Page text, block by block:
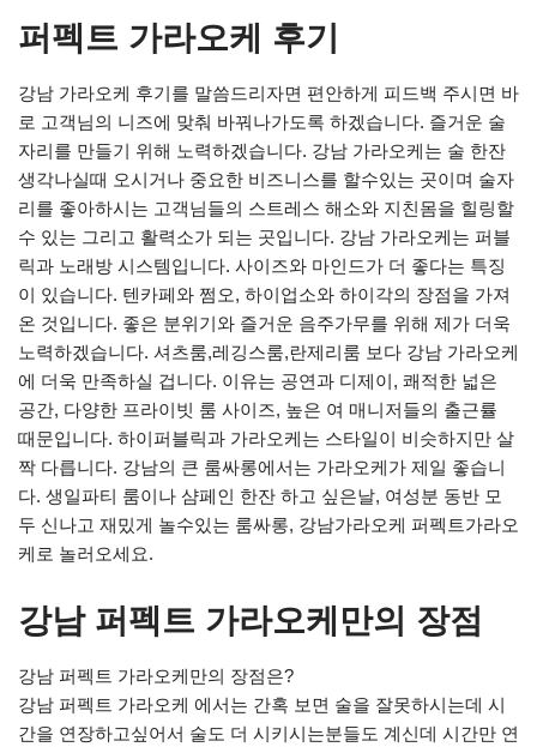
퍼펙트 가라오케 후기
강남 가라오케 후기를 말씀드리자면 편안하게 피드백 주시면 바
로 고객님의 니즈에 맞춰 바꿔나가도록 하겠습니다. 즐거운 술
자리를 만들기 위해 노력하겠습니다. 강남 가라오케는 술 한잔
생각나실때 오시거나 중요한 비즈니스를 할수있는 곳이며 술자
리를 좋아하시는 고객님들의 스트레스 해소와 지친몸을 힐링할
수 있는 그리고 활력소가 되는 곳입니다. 강남 가라오케는 퍼블
릭과 노래방 시스템입니다. 사이즈와 마인드가 더 좋다는 특징
이 있습니다. 텐카페와 쩜오, 하이업소와 하이각의 장점을 가져
온 것입니다. 좋은 분위기와 즐거운 음주가무를 위해 제가 더욱
노력하겠습니다. 셔츠룸,레깅스룸,란제리룸 보다 강남 가라오케
에 더욱 만족하실 겁니다. 이유는 공연과 디제이, 쾌적한 넓은
공간, 다양한 프라이빗 룸 사이즈, 높은 여 매니저들의 출근률
때문입니다. 하이퍼블릭과 가라오케는 스타일이 비슷하지만 살
짝 다릅니다. 강남의 큰 룸싸롱에서는 가라오케가 제일 좋습니
다. 생일파티 룸이나 샴페인 한잔 하고 싶은날, 여성분 동반 모
두 신나고 재밌게 놀수있는 룸싸롱, 강남가라오케 퍼펙트가라오
케로 놀러오세요.
강남 퍼펙트 가라오케만의 장점
강남 퍼펙트 가라오케만의 장점은?
강남 퍼펙트 가라오케 에서는 간혹 보면 술을 잘못하시는데 시
간을 연장하고싶어서 술도 더 시키시는분들도 계신데 시간만 연